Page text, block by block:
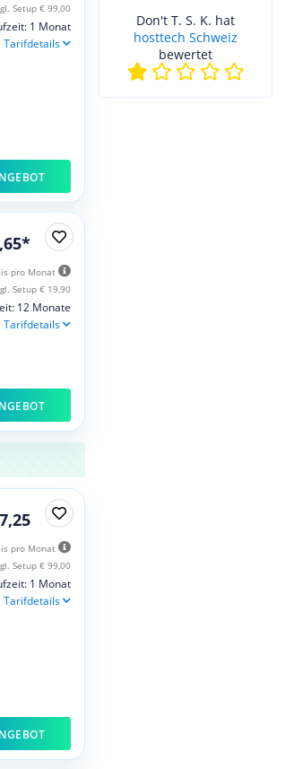
Setup € 99,00
1 Monat
Tarifdetails
pro Monat
Setup € 19,90
12 Monate
Tarifdetails
pro Monat
Setup € 99,00
1 Monat
Tarifdetails
Don't T. S. K. hat
hosttech Schweiz
bewertet